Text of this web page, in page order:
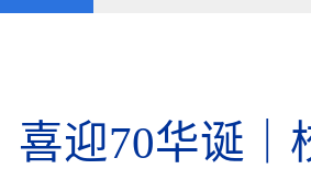
喜迎70华诞｜